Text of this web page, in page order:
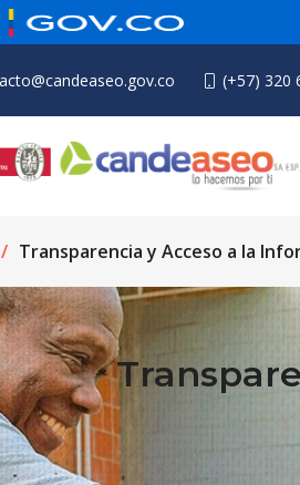
(+57) 320
Transparencia y Acceso a la